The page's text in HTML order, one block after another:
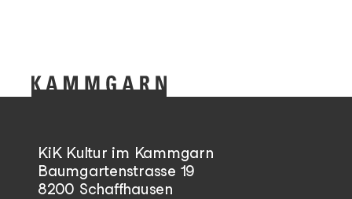
KiK Kultur im Kammgarn
Baumgartenstrasse 19
8200 Schaffhausen